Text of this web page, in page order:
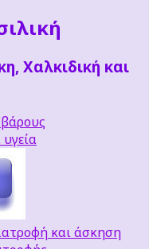
Χαλκιδική και